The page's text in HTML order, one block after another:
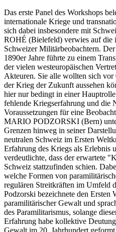
Das erste Panel des Workshops
internationale Kriege und
sich dabei insbesondere mit
ROHÉ (Bielefeld) verwies auf die
Schweizer Militärbeobachtern.
1890er Jahre führte zu einem
der vielen westeuropäischen
Akteuren. Sie alle wollten sich
der Krieg der Zukunft aussehen
hier nur bedingt in einer
fehlende Kriegserfahrung und die
Voraussetzungen für eine
MARIO PODZORSKI (Bern)
Grenzen hinweg in seiner
neutralen Schweiz im Ersten
Erfahrung des Kriegs als Erlebnis
verdeutlichte, dass der erwartete
Schweiz stattzufinden schien.
welche Formen von
regulären Streitkräften im Umfeld
Podzorski bezeichnete den Ersten
paramilitärischer Gewalt und
des Paramilitarismus, solange
Erfahrung habe kollektive
Gewalt im 20. Jahrhundert geformt.